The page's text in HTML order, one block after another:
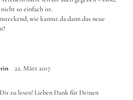
so einfach ist.
wie kannst da dann das neue
22. März 2017
zu lesen! Lieben Dank für Deinen